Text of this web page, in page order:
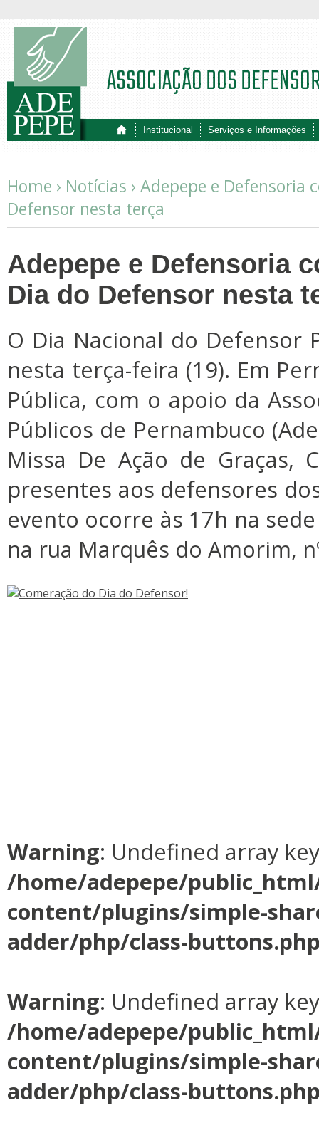
Institucional Serviços e Informações
ASSOCIAÇÃO DOS
Home › Notícias › Adepepe e Defensoria
Defensor nesta terça
Adepepe e Defensoria
Dia do Defensor nesta
O Dia Nacional do Defensor
nesta terça-feira (19). Em
Pública, com o apoio da
Públicos de Pernambuco
Missa De Ação de Graças,
presentes aos defensores
evento ocorre às 17h na
na rua Marquês do Amorim,
Warning: Undefined array
/home/adepepe/
content/plugins/simple-
adder/php/class-
Warning: Undefined array
/home/adepepe/
content/plugins/simple-
adder/php/class-